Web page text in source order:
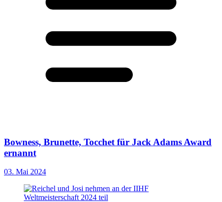
Bowness, Brunette, Tocchet für Jack Adams Award
ernannt
03. Mai 2024